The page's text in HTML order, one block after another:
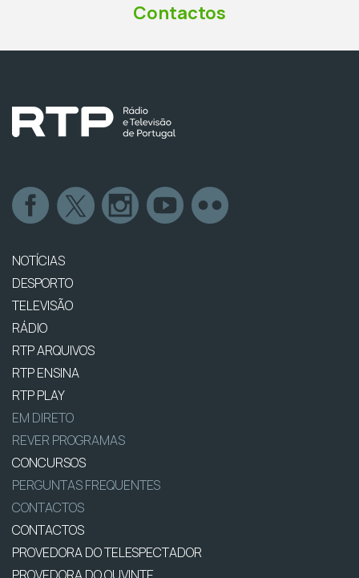
Contactos
NOTÍCIAS
DESPORTO
TELEVISÃO
RÁDIO
RTP ARQUIVOS
RTP ENSINA
RTP PLAY
EM DIRETO
REVER PROGRAMAS
CONCURSOS
PERGUNTAS FREQUENTES
CONTACTOS
CONTACTOS
PROVEDORA DO TELESPECTADOR